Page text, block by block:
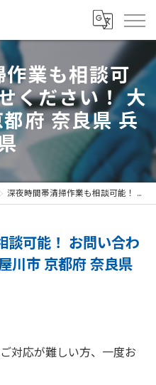
業も相談可
ください！ 大
府 奈良県 兵
深夜時間帯清掃作業も相談可能！ お問い合わせください！ 大阪府寝屋川市 京都府 奈良県 兵庫県
談可能！ お問い合わ
川市 京都府 奈良県
対応が難しい方、一度お